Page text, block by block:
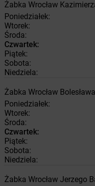
Żabka Wrocław
Poniedziałek:
Wtorek:
Środa:
Czwartek:
Piątek:
Sobota:
Niedziela:
Żabka Wrocław
Poniedziałek:
Wtorek:
Środa:
Czwartek:
Piątek:
Sobota:
Niedziela:
Żabka Wrocław Jerzego